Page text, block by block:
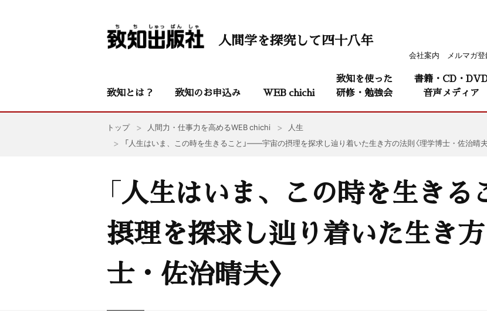
会社案内 メルマガ
人間学を探究して四十八年
致知とは？ 致知のお申込み WEB chichi
致知を使った
研修・勉強会
書籍・CD・
音声メディア
トップ 人間力・仕事力を高めるWEB chichi
人生
「人生はいま、この時を生きること」——宇宙の摂理を探求し辿り着いた生き方の法則〈理学博士・佐治晴夫
「人生はいま、この時を生き
摂理を探求し辿り着いた生き
士・佐治晴夫〉